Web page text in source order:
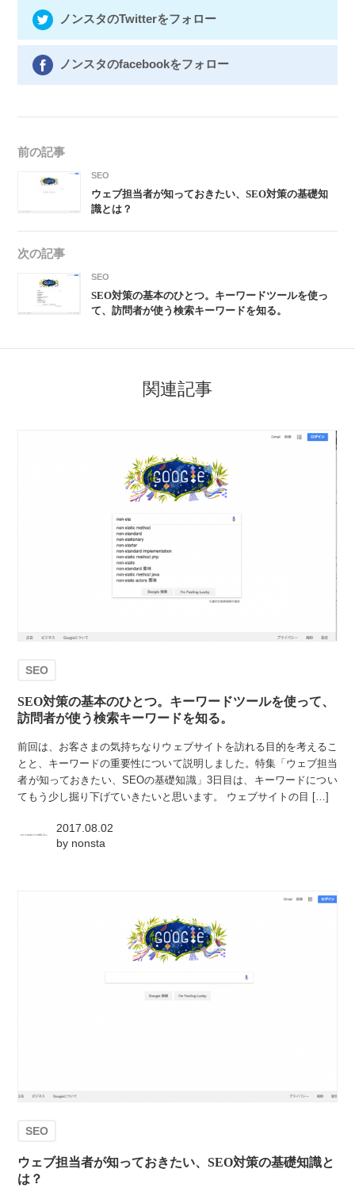
ノンスタのTwitterをフォロー
ノンスタのfacebookをフォロー
前の記事
SEO
ウェブ担当者が知っておきたい、SEO対策の基礎知
識とは？
次の記事
SEO
SEO対策の基本のひとつ。キーワードツールを使っ
て、訪問者が使う検索キーワードを知る。
関連記事
SEO
SEO対策の基本のひとつ。キーワードツールを使って、
訪問者が使う検索キーワードを知る。
前回は、お客さまの気持ちなりウェブサイトを訪れる目的を考えるこ
とと、キーワードの重要性について説明しました。特集「ウェブ担当
者が知っておきたい、SEOの基礎知識」3日目は、キーワードについ
てもう少し掘り下げていきたいと思います。 ウェブサイトの目 […]
2017.08.02
by nonsta
SEO
ウェブ担当者が知っておきたい、SEO対策の基礎知識と
は？